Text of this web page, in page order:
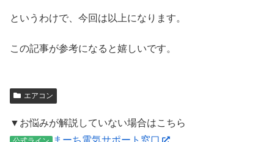
というわけで、今回は以上になります。
この記事が参考になると嬉しいです。
エアコン
▼お悩みが解説していない場合はこちら